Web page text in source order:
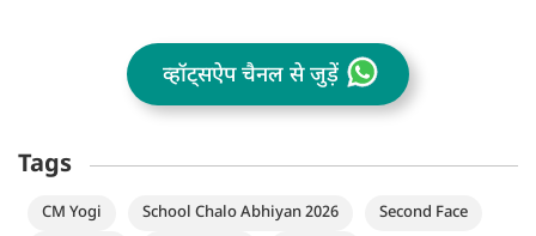
व्हॉट्सऐप चैनल से जुड़ें
Tags
CM Yogi School Chalo Abhiyan 2026
Second Face